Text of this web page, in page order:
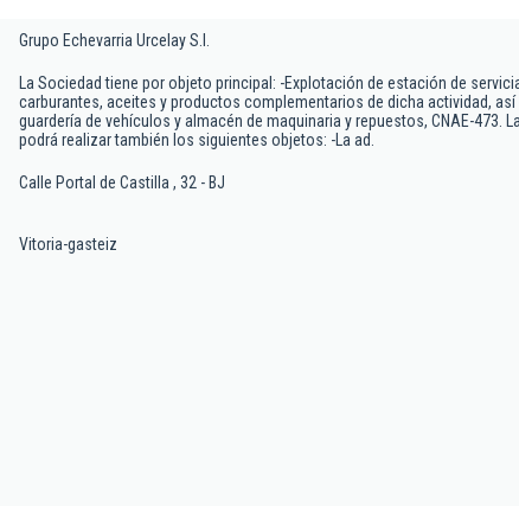
Grupo Echevarria Urcelay S.l.
La Sociedad tiene por objeto principal: -Explotación de estación de
carburantes, aceites y productos complementarios de dicha actividad,
guardería de vehículos y almacén de maquinaria y repuestos, CNAE-473.
podrá realizar también los siguientes objetos: -La ad.
Calle Portal de Castilla , 32 - BJ
Vitoria-gasteiz